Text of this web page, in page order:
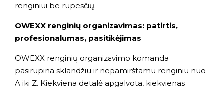
renginiui be rūpesčių.
OWEXX renginių organizavimas: patirtis,
profesionalumas, pasitikėjimas
OWEXX renginių organizavimo komanda
pasirūpina sklandžiu ir nepamirštamu renginiu nuo
A iki Z. Kiekviena detalė apgalvota, kiekvienas